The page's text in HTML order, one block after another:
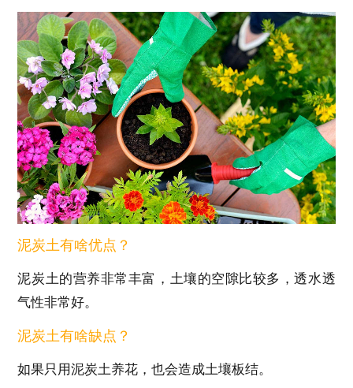
泥炭土有啥优点？
泥炭土的营养非常丰富，土壤的空隙比较多，透水透
气性非常好。
泥炭土有啥缺点？
如果只用泥炭土养花，也会造成土壤板结。